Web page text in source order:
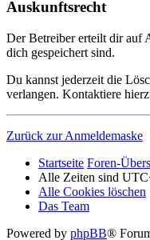
Auskunftsrecht
Der Betreiber erteilt dir auf
dich gespeichert sind.
Du kannst jederzeit die
verlangen. Kontaktiere
Zurück zur Anmeldemaske
Startseite Foren-
Alle Zeiten sind
Alle Cookies löschen
Das Team
Powered by phpBB®